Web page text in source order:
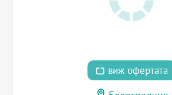
виж офертата